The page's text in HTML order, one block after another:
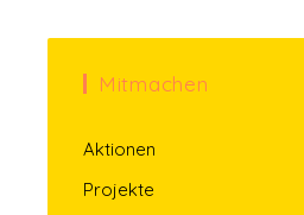
Mitmachen
Aktionen
Projekte